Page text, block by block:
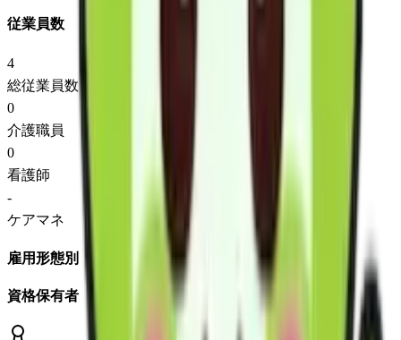
従業員数
4
総従業員数
0
介護職員
0
看護師
-
ケアマネ
雇用形態別
資格保有者